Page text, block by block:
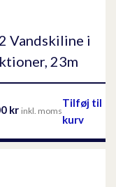
Vandskiline i
23m
kr inkl. moms
Tilføj til
kurv